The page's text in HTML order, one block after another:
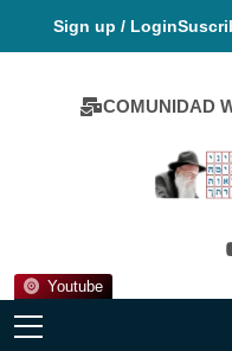
Sign up / Login
COMUNIDAD
Youtube